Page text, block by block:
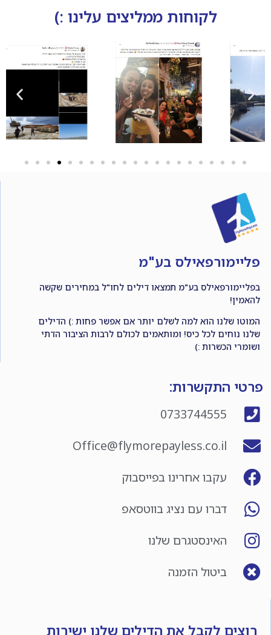
לקוחות ממליצים עלינו :)
פליימורפאילס בע"מ
בפליימורפאילס בע"מ תמצאו דילים לחו"ל במחירים שקשה
להאמין!
המוטו שלנו הוא למה לשלם יותר אם אפשר פחות :) הדילים
שלנו נוחים לכל כיס! ומותאמים לכולם לרבות הציבור הדתי
ושומרי הכשרות :)
פרטי התקשרות:
0733744555
Office@flymorepayless.co.il
עקבו אחרינו בפייסבוק
דברו עם נציג בווטסאפ
האינסטגרם שלנו
ביטול הזמנה
רוצים לקבל את הדילים שלנו ישירות